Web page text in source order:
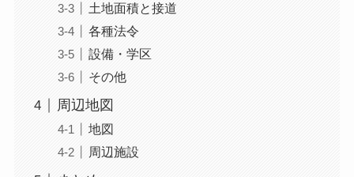
土地面積と接道
各種法令
設備・学区
その他
周辺地図
地図
周辺施設